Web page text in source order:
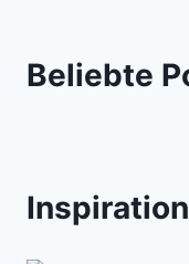
Beliebte